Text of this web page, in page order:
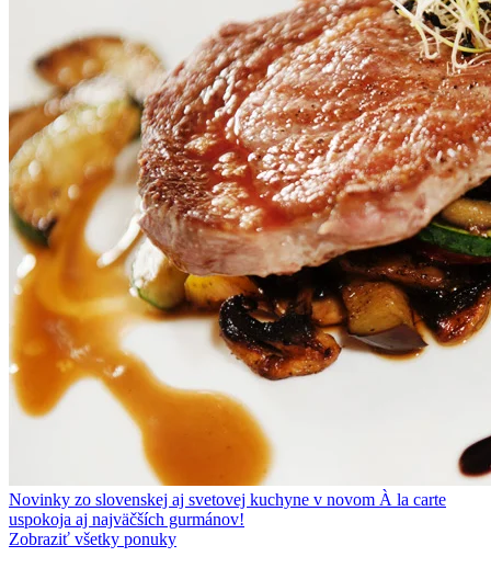
Novinky zo slovenskej aj svetovej kuchyne v novom À la carte
uspokoja aj najväčších gurmánov!
Zobraziť všetky ponuky